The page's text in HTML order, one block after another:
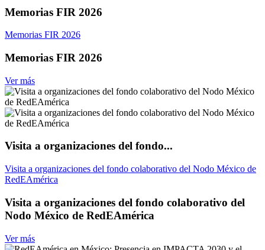
Memorias FIR 2026
Memorias FIR 2026
Memorias FIR 2026
Ver más
Visita a organizaciones del fondo...
Visita a organizaciones del fondo colaborativo del Nodo México de
RedEAmérica
Visita a organizaciones del fondo colaborativo del
Nodo México de RedEAmérica
Ver más